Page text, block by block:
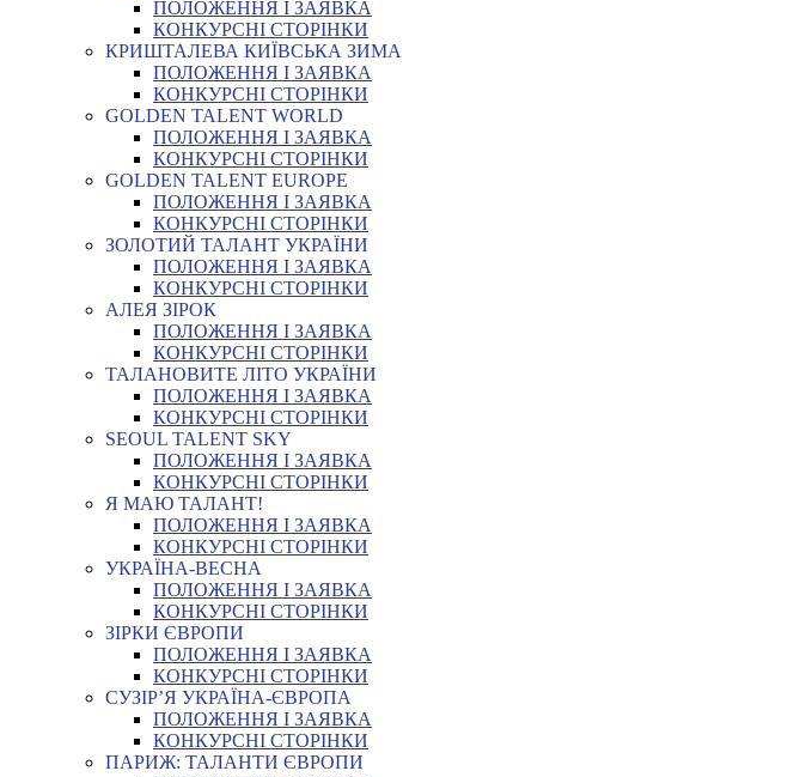
ПОЛОЖЕННЯ І ЗАЯВКА
КОНКУРСНІ СТОРІНКИ
КРИШТАЛЕВА КИЇВСЬКА ЗИМА
ПОЛОЖЕННЯ І ЗАЯВКА
КОНКУРСНІ СТОРІНКИ
GOLDEN TALENT WORLD
ПОЛОЖЕННЯ І ЗАЯВКА
КОНКУРСНІ СТОРІНКИ
GOLDEN TALENT EUROPE
ПОЛОЖЕННЯ І ЗАЯВКА
КОНКУРСНІ СТОРІНКИ
ЗОЛОТИЙ ТАЛАНТ УКРАЇНИ
ПОЛОЖЕННЯ І ЗАЯВКА
КОНКУРСНІ СТОРІНКИ
АЛЕЯ ЗІРОК
ПОЛОЖЕННЯ І ЗАЯВКА
КОНКУРСНІ СТОРІНКИ
ТАЛАНОВИТЕ ЛІТО УКРАЇНИ
ПОЛОЖЕННЯ І ЗАЯВКА
КОНКУРСНІ СТОРІНКИ
SEOUL TALENT SKY
ПОЛОЖЕННЯ І ЗАЯВКА
КОНКУРСНІ СТОРІНКИ
Я МАЮ ТАЛАНТ!
ПОЛОЖЕННЯ І ЗАЯВКА
КОНКУРСНІ СТОРІНКИ
УКРАЇНА-ВЕСНА
ПОЛОЖЕННЯ І ЗАЯВКА
КОНКУРСНІ СТОРІНКИ
ЗІРКИ ЄВРОПИ
ПОЛОЖЕННЯ І ЗАЯВКА
КОНКУРСНІ СТОРІНКИ
СУЗІР’Я УКРАЇНА-ЄВРОПА
ПОЛОЖЕННЯ І ЗАЯВКА
КОНКУРСНІ СТОРІНКИ
ПАРИЖ: ТАЛАНТИ ЄВРОПИ